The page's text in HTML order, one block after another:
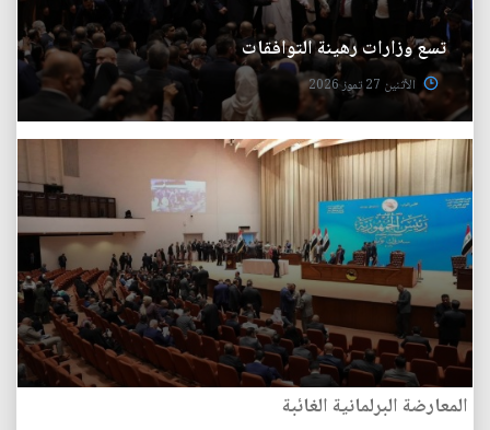
تسع وزارات رهينة التوافقات
الأثنين 27 تموز 2026
المعارضة البرلمانية الغائبة